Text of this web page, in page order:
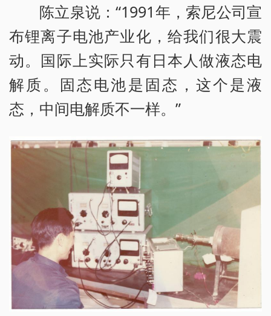
陈立泉说：“1991年，索尼公司宣
布锂离子电池产业化，给我们很大震
动。国际上实际只有日本人做液态电
解质。固态电池是固态，这个是液
态，中间电解质不一样。”